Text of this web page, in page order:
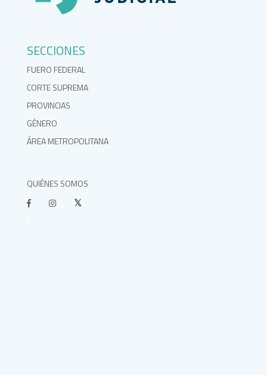
SECCIONES
FUERO FEDERAL
CORTE SUPREMA
PROVINCIAS
GÉNERO
ÁREA METROPOLITANA
QUIÉNES SOMOS